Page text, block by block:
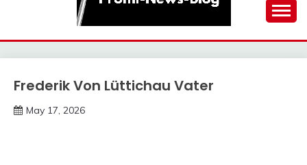
PROMI-NEWS-BLOG
Trends
Frederik Von Lüttichau Vater
May 17, 2026